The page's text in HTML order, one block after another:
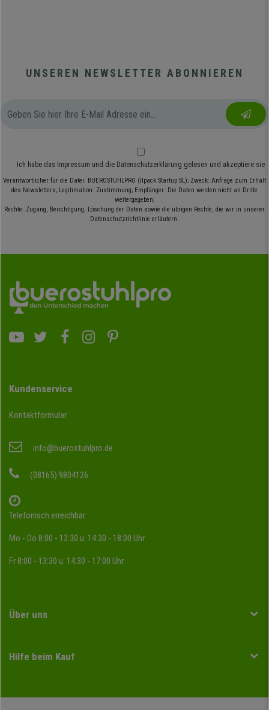
UNSEREN NEWSLETTER ABONNIEREN
Ich habe das Impressum und die Datenschutzerklärung gelesen und akzeptiere sie
Verantwortlicher für die Datei: BUEROSTUHLPRO (Ilpack Startup SL); Zweck: Anfrage zum Erhalt
des Newsletters; Legitimation: Zustimmung; Empfänger: Die Daten werden nicht an Dritte
weitergegeben;
Rechte: Zugang, Berichtigung, Löschung der Daten sowie die übrigen Rechte, die wir in unserer
Datenschutzrichtlinie erläutern.
Kundenservice
Kontaktformular
info@buerostuhlpro.de
(08165) 9804126
Telefonisch erreichbar:
Mo - Do 8:00 - 13:30 u. 14:30 - 18:00 Uhr
Fr 8:00 - 13:30 u. 14:30 - 17:00 Uhr
Über uns
Hilfe beim Kauf